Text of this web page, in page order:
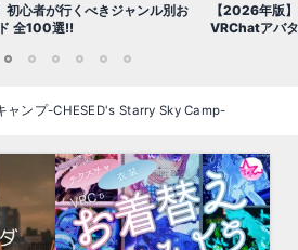
初心者必見!!無料で使える
（アバターワールド紹介）
【2026年版
世界を味わえ
ャンプ-CHESED's Starry Sky Camp-